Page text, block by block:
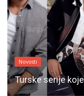
Novosti
Turske serije